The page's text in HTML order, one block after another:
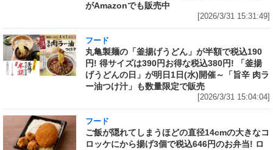
がAmazonでも販売中
[2026/3/31 15:31:49]
フード
丸亀製麺の「釜揚げうどん」が半額で税込190
円! 得サイズは390円お得な税込380円! 「釜揚
げうどんの日」が明日1日(水)開催～「旨辛 肉ラ
ー油つけ汁」も数量限定で販売
[2026/3/31 15:04:04]
フード
ご飯が隠れてしまうほどの直径14cmの大きなコ
ロッケにから揚げ3個で税込646円のお弁当! ロ